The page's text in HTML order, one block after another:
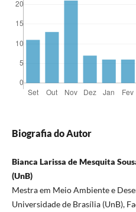
Biografia do Autor
Bianca Larissa de Mesquita
(UnB)
Mestra em Meio Ambiente e
Universidade de Brasília (UnB),